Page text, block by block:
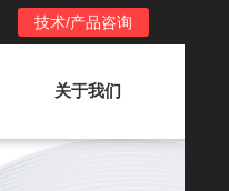
技术/产品咨询
关于我们